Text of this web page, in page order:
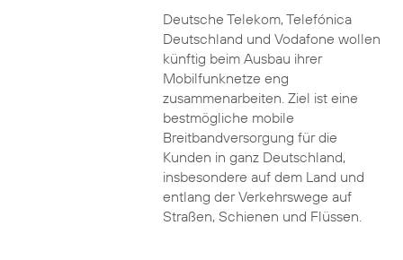
Deutsche Telekom, Telefónica
Deutschland und Vodafone wollen
künftig beim Ausbau ihrer
Mobilfunknetze eng
zusammenarbeiten. Ziel ist eine
bestmögliche mobile
Breitbandversorgung für die
Kunden in ganz Deutschland,
insbesondere auf dem Land und
entlang der Verkehrswege auf
Straßen, Schienen und Flüssen.